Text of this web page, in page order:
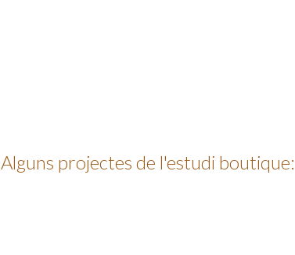
Alguns projectes de l'estudi boutique: